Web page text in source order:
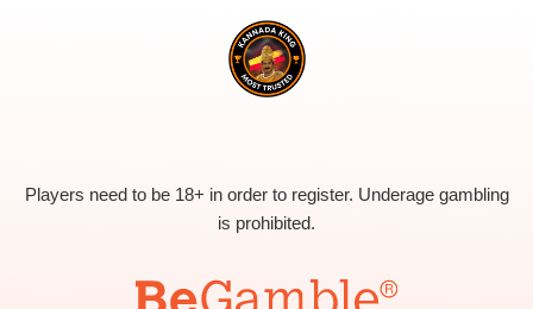
Players need to be 18+ in order to register. Underage gambling
is prohibited.